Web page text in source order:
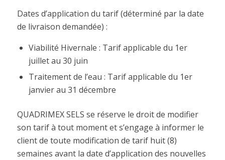
Dates d’application du tarif (déterminé par la date
de livraison demandée) :
Viabilité Hivernale : Tarif applicable du 1er
juillet au 30 juin
Traitement de l’eau : Tarif applicable du 1er
janvier au 31 décembre
QUADRIMEX SELS se réserve le droit de modifier
son tarif à tout moment et s’engage à informer le
client de toute modification de tarif huit (8)
semaines avant la date d’application des nouvelles